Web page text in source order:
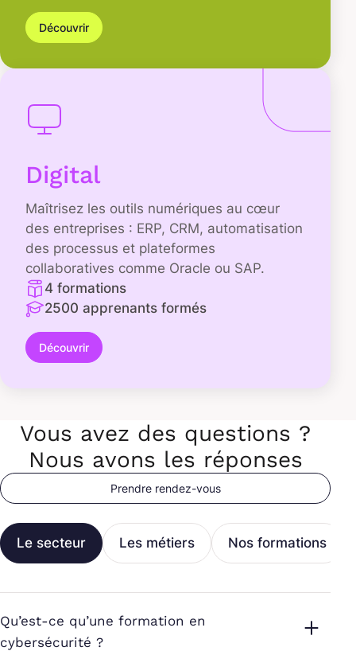
Découvrir
Digital
Maîtrisez les outils numériques au cœur
des entreprises : ERP, CRM, automatisation
des processus et plateformes
collaboratives comme Oracle ou SAP.
4 formations
2500 apprenants formés
Découvrir
Vous avez des questions ?
Nous avons les réponses
Prendre rendez-vous
Le secteur Les métiers Nos formations
Qu’est-ce qu’une formation en
cybersécurité ?